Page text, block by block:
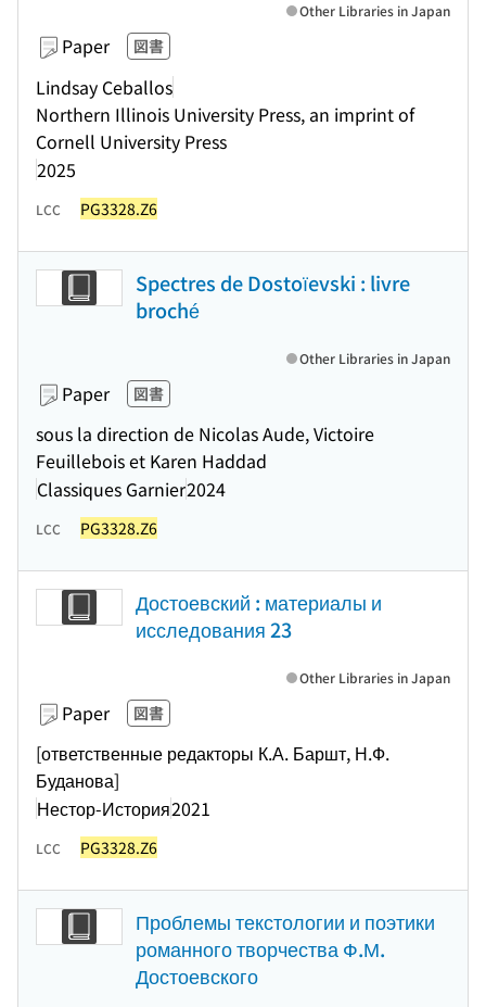
Paper 図書
Lindsay Ceballos
Northern Illinois University Press, an imprint of
Cornell University Press
2025
Other Libraries in Japan
LCC PG3328.Z6
Spectres de Dostoïevski : livre
broché
Paper 図書
sous la direction de Nicolas Aude, Victoire
Feuillebois et Karen Haddad
Classiques Garnier2024
Other Libraries in Japan
LCC PG3328.Z6
Достоевский : материалы и
исследования 23
Paper 図書
[ответственные редакторы К.А. Баршт, Н.Ф.
Буданова]
Нестор-История2021
Other Libraries in Japan
LCC PG3328.Z6
Проблемы текстологии и поэтики
романного творчества Ф.М.
Достоевского